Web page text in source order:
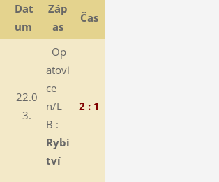
Dat
um
Záp
as
Čas
22.0
3.
Op
atovi
ce
n/L
B :
Rybi
tví
2 : 1